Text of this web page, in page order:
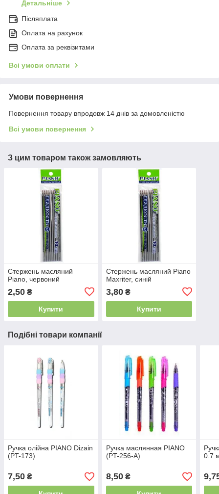
Детальніше
Післяплата
Оплата на рахунок
Оплата за реквізитами
Всі умови оплати
Умови повернення
Повернення товару впродовж 14 днів за домовленістю
Всі умови повернення
З цим товаром також замовляють
Стержень масляний
Piano, червоний
2,50 ₴
Купити
Стержень масляний Piano
Maxriter, синій
3,80₴
Купити
Подібні товари компанії
Ручка олійна PIANO Dizain
(PT-173)
7,50 ₴
Ручка маслянная PIANO
(PT-256-А)
8,50₴
0.7